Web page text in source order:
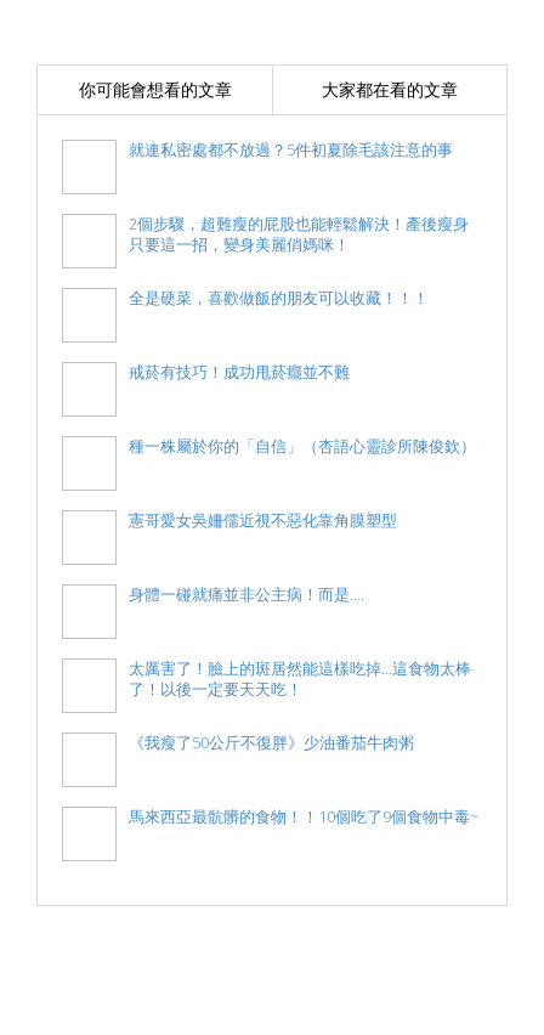
你可能會想看的文章 大家都在看的文章
就連私密處都不放過？5件初夏除毛該注意的事
2個步驟，超難瘦的屁股也能輕鬆解決！產後瘦身
只要這一招，變身美麗俏媽咪！
全是硬菜，喜歡做飯的朋友可以收藏！！！
戒菸有技巧！成功甩菸癮並不難
種一株屬於你的「自信」（杏語心靈診所陳俊欽）
憲哥愛女吳姍儒近視不惡化靠角膜塑型
身體一碰就痛並非公主病！而是....
太厲害了！臉上的斑居然能這樣吃掉...這食物太棒
了！以後一定要天天吃！
《我瘦了50公斤不復胖》少油番茄牛肉粥
馬來西亞最骯髒的食物！！10個吃了9個食物中毒~